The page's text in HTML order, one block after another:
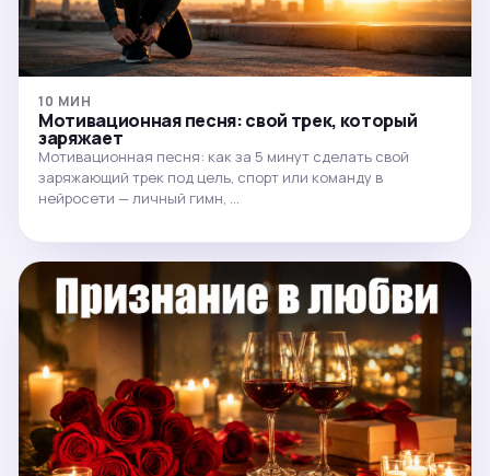
10 МИН
Мотивационная песня: свой трек, который
заряжает
Мотивационная песня: как за 5 минут сделать свой
заряжающий трек под цель, спорт или команду в
нейросети — личный гимн, …